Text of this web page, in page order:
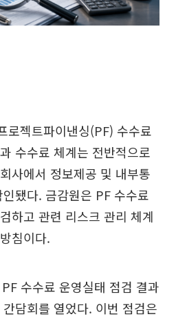
로젝트파이낸싱(PF) 수수료
수수료 체계는 전반적으로
사에서 정보제공 및 내부통
됐다. 금감원은 PF 수수료
하고 관련 리스크 관리 체계
침이다.
수수료 운영실태 점검 결과
담회를 열었다. 이번 점검은